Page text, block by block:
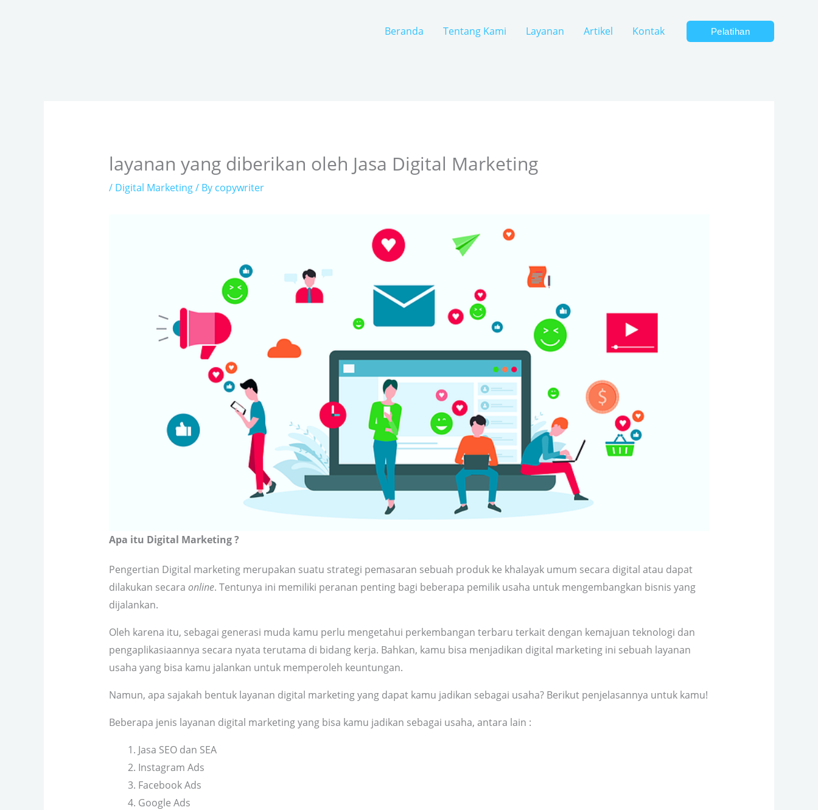
Beranda Tentang Kami Layanan Artikel Kontak Pelatihan
layanan yang diberikan oleh Jasa Digital Marketing
/ Digital Marketing/ By copywriter
Apa itu Digital Marketing ?
Pengertian Digital marketing merupakan suatu strategi pemasaran sebuah produk ke khalayak umum secara digital atau dapat
dilakukan secara online. Tentunya ini memiliki peranan penting bagi beberapa pemilik usaha untuk mengembangkan bisnis yang
dijalankan.
Oleh karena itu, sebagai generasi muda kamu perlu mengetahui perkembangan terbaru terkait dengan kemajuan teknologi dan
pengaplikasiaannya secara nyata terutama di bidang kerja. Bahkan, kamu bisa menjadikan digital marketing ini sebuah layanan
usaha yang bisa kamu jalankan untuk memperoleh keuntungan.
Namun, apa sajakah bentuk layanan digital marketing yang dapat kamu jadikan sebagai usaha? Berikut penjelasannya untuk kamu!
Beberapa jenis layanan digital marketing yang bisa kamu jadikan sebagai usaha, antara lain :
Jasa SEO dan SEA
Instagram Ads
Facebook Ads
Google Ads